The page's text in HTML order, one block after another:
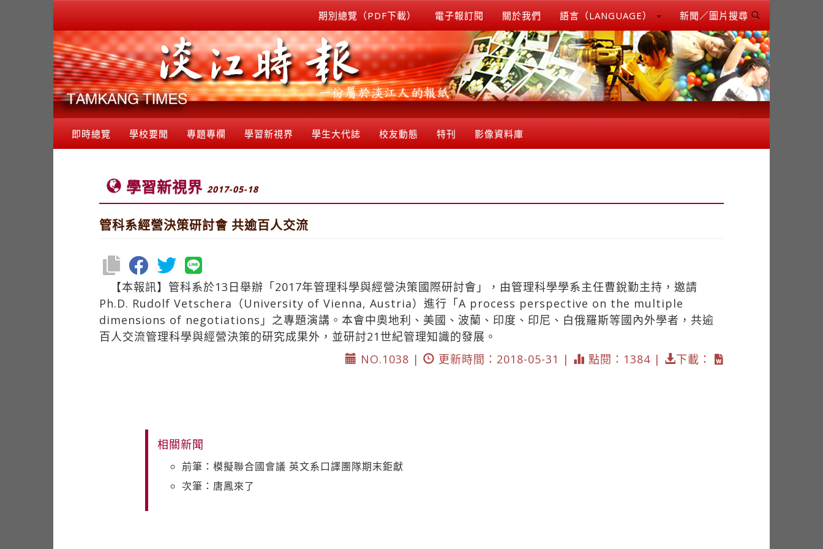
期別總覽（PDF下載） 電子報訂閱 關於我們 語言（LANGUAGE） 新聞／圖片搜尋
即時總覽 學校要聞 專題專欄 學習新視界 學生大代誌 校友動態 特刊 影像資料庫
學習新視界 2017-05-18
管科系經營決策研討會 共逾百人交流
【本報訊】管科系於13日舉辦「2017年管理科學與經營決策國際研討會」，由管理科學學系主任曹銳勤主持，邀請
Ph.D. Rudolf Vetschera（University of Vienna, Austria）進行「A process perspective on the multiple
dimensions of negotiations」之專題演講。本會中奧地利、美國、波蘭、印度、印尼、白俄羅斯等國內外學者，共逾
百人交流管理科學與經營決策的研究成果外，並研討21世紀管理知識的發展。
NO.1038 |
更新時間：2018-05-31 | 點閱：1384 | 下載：
相關新聞
前筆：模擬聯合國會議 英文系口譯團隊期末鉅獻
次筆：唐鳳來了